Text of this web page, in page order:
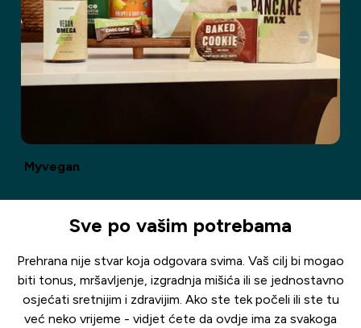
Myvegan
Sve po vašim potrebama
Prehrana nije stvar koja odgovara svima. Vaš cilj bi mogao
biti tonus, mršavljenje, izgradnja mišića ili se jednostavno
osjećati sretnijim i zdravijim. Ako ste tek počeli ili ste tu
već neko vrijeme - vidjet ćete da ovdje ima za svakoga